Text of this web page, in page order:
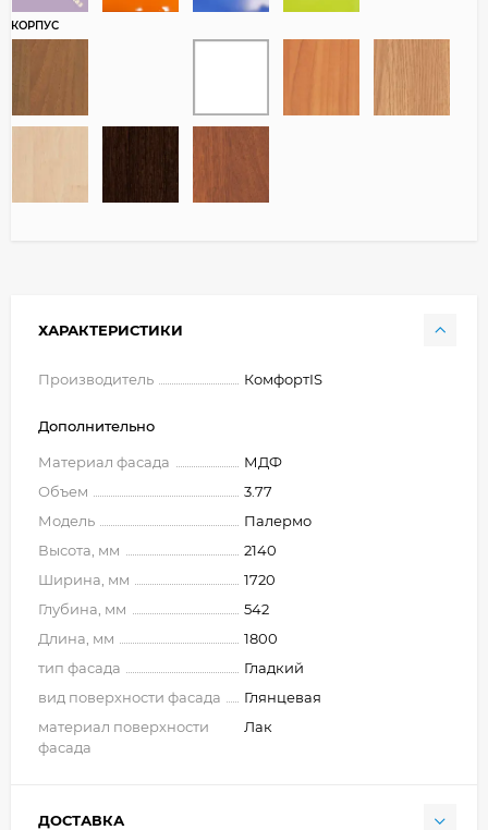
КОРПУС
ХАРАКТЕРИСТИКИ
Производитель КомфортIS
Дополнительно
Материал фасада
МДФ
Объем
3.77
Модель
Палермо
Высота, мм
2140
Ширина, мм
1720
Глубина, мм
542
Длина, мм
1800
тип фасада
Гладкий
вид поверхности фасада
Глянцевая
материал поверхности
фасада
Лак
ДОСТАВКА